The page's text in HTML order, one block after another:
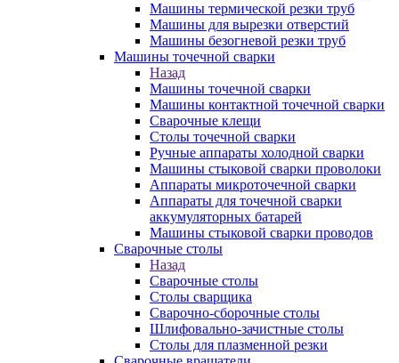
Машины термической резки труб
Машины для вырезки отверстий
Машины безогневой резки труб
Машины точечной сварки
Назад
Машины точечной сварки
Машины контактной точечной сварки
Сварочные клещи
Столы точечной сварки
Ручные аппараты холодной сварки
Машины стыковой сварки проволоки
Аппараты микроточечной сварки
Аппараты для точечной сварки
аккумуляторных батарей
Машины стыковой сварки проводов
Сварочные столы
Назад
Сварочные столы
Столы сварщика
Сварочно-сборочные столы
Шлифовально-зачистные столы
Столы для плазменной резки